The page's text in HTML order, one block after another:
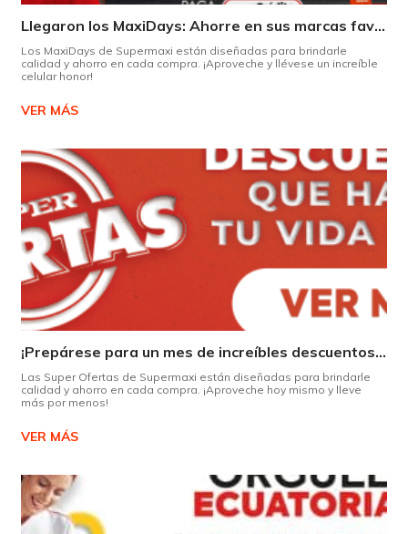
Llegaron los MaxiDays: Ahorre en sus marcas favoritas
Los MaxiDays de Supermaxi están diseñadas para brindarle
calidad y ahorro en cada compra. ¡Aproveche y llévese un increíble
celular honor!
VER MÁS
¡Prepárese para un mes de increíbles descuentos en Supermaxi!
Las Super Ofertas de Supermaxi están diseñadas para brindarle
calidad y ahorro en cada compra. ¡Aproveche hoy mismo y lleve
más por menos!
VER MÁS